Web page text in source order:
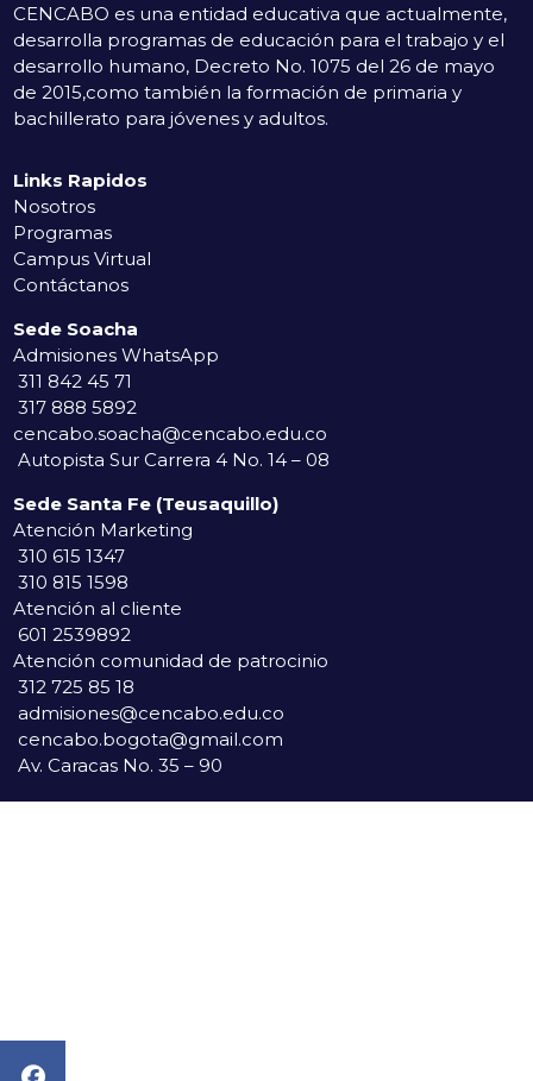
CENCABO es una entidad educativa que actualmente,
desarrolla programas de educación para el trabajo y el
desarrollo humano, Decreto No. 1075 del 26 de mayo
de 2015,como también la formación de primaria y
bachillerato para jóvenes y adultos.
Links Rapidos
Nosotros
Programas
Campus Virtual
Contáctanos
Sede Soacha
Admisiones WhatsApp
311 842 45 71
317 888 5892
cencabo.soacha@cencabo.edu.co
Autopista Sur Carrera 4 No. 14 – 08
Sede Santa Fe (Teusaquillo)
Atención Marketing
310 615 1347
310 815 1598
Atención al cliente
601 2539892
Atención comunidad de patrocinio
312 725 85 18
admisiones@cencabo.edu.co
cencabo.bogota@gmail.com
Av. Caracas No. 35 – 90